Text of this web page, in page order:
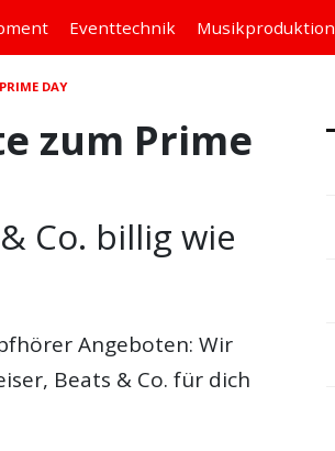
Eventtechnik Musikproduktion
DAY
zum Prime
Co. billig wie
Angeboten: Wir
Beats & Co. für dich